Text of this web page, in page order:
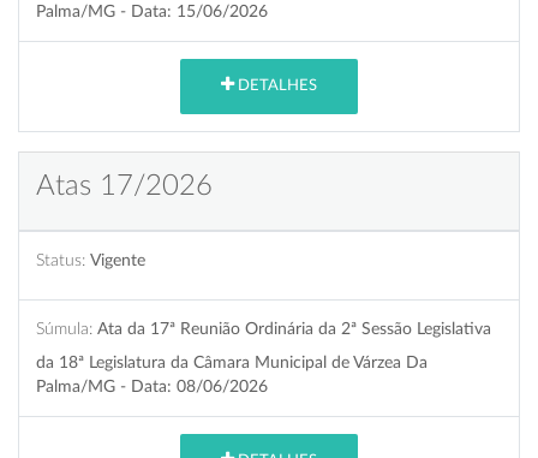
Palma/MG - Data: 15/06/2026
DETALHES
Atas 17/2026
Status: Vigente
Súmula: Ata da 17ª Reunião Ordinária da 2ª Sessão Legislativa
da 18ª Legislatura da Câmara Municipal de Várzea Da
Palma/MG - Data: 08/06/2026